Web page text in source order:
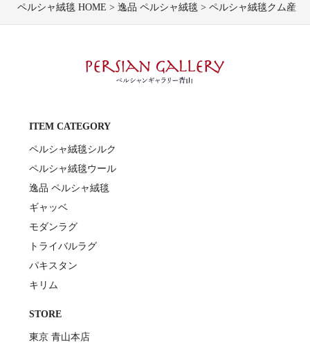
ペルシャ絨毯 HOME 逸品 ペルシャ絨毯 ペルシャ絨毯クム産ム
ITEM CATEGORY
ペルシャ絨毯シルク
ペルシャ絨毯ウール
逸品 ペルシャ絨毯
ギャッベ
モダンラグ
トライバルラグ
パキスタン
キリム
STORE
東京 青山本店